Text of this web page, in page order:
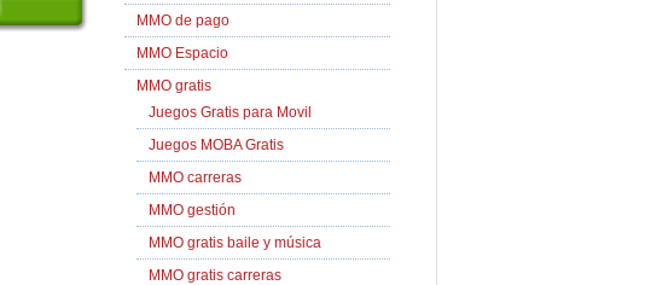
MMO de pago
MMO Espacio
MMO gratis
Juegos Gratis para Movil
Juegos MOBA Gratis
MMO carreras
MMO gestión
MMO gratis baile y música
MMO gratis carreras